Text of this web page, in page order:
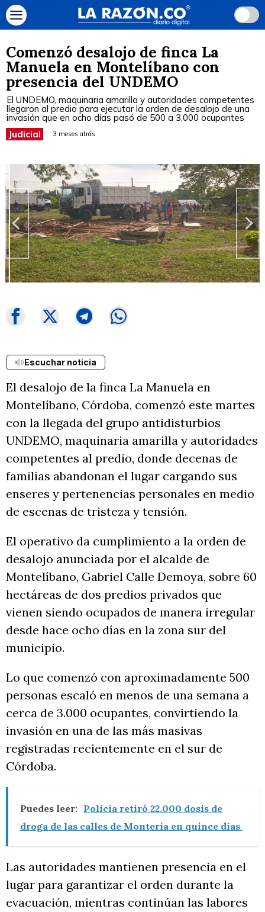
Comenzó desalojo de finca La
Manuela en Montelíbano con
presencia del UNDEMO
El UNDEMO, maquinaria amarilla y autoridades competentes
llegaron al predio para ejecutar la orden de desalojo de una
invasión que en ocho días pasó de 500 a 3.000 ocupantes
Judicial 3 meses atrás
Escuchar noticia
El desalojo de la finca La Manuela en
Montelíbano, Córdoba, comenzó este martes
con la llegada del grupo antidisturbios
UNDEMO, maquinaria amarilla y autoridades
competentes al predio, donde decenas de
familias abandonan el lugar cargando sus
enseres y pertenencias personales en medio
de escenas de tristeza y tensión.
El operativo da cumplimiento a la orden de
desalojo anunciada por el alcalde de
Montelíbano, Gabriel Calle Demoya, sobre 60
hectáreas de dos predios privados que
vienen siendo ocupados de manera irregular
desde hace ocho días en la zona sur del
municipio.
Lo que comenzó con aproximadamente 500
personas escaló en menos de una semana a
cerca de 3.000 ocupantes, convirtiendo la
invasión en una de las más masivas
registradas recientemente en el sur de
Córdoba.
Puedes leer: Policía retiró 22.000 dosis de
droga de las calles de Montería en quince días
Las autoridades mantienen presencia en el
lugar para garantizar el orden durante la
evacuación, mientras continúan las labores